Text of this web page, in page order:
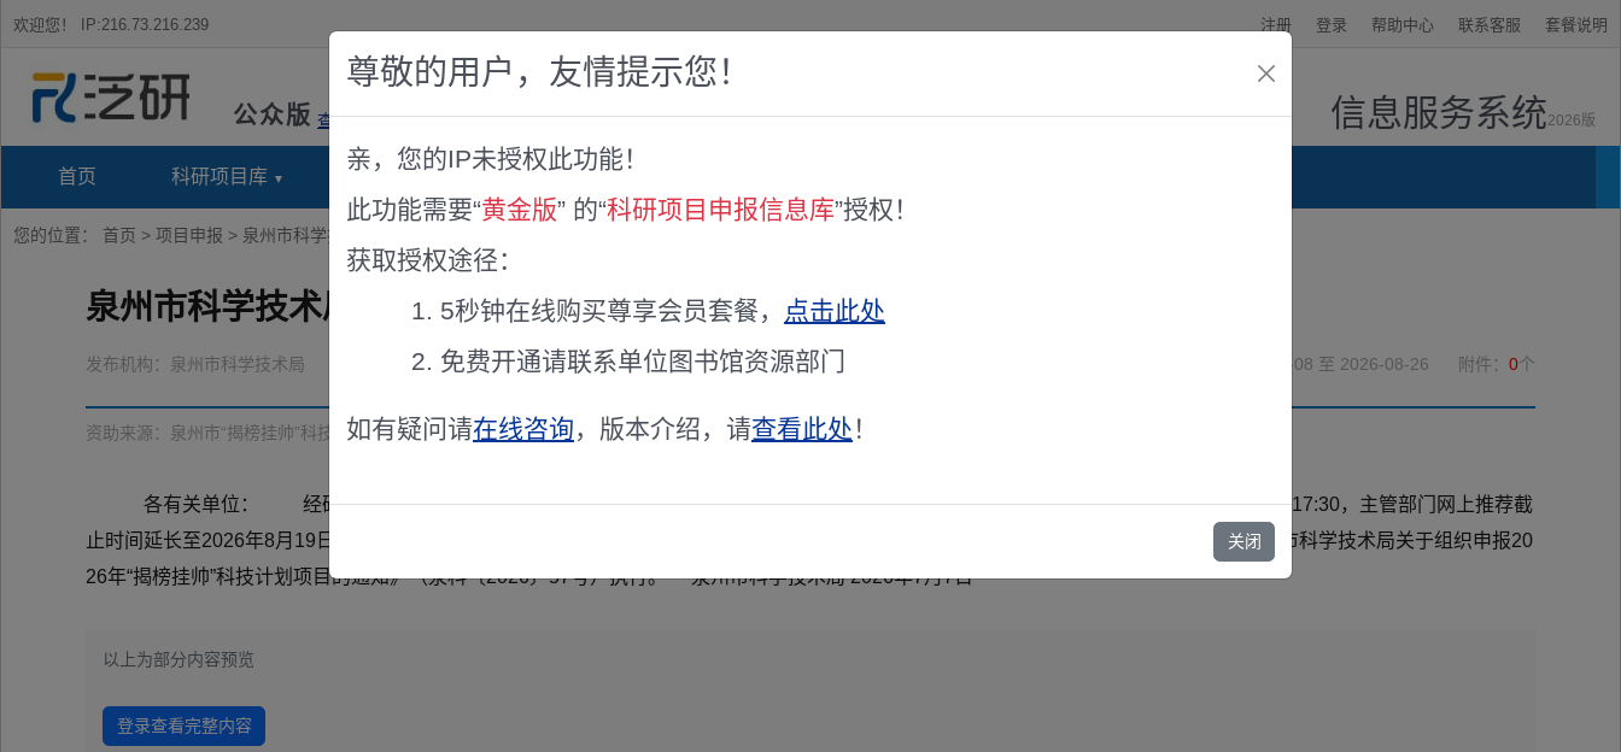
欢迎您！ IP:216.73.216.239 注册 登录 帮助中心 联系客服 套餐说明
公众版 查看说明 信息服务系统2026版
首页 科研项目库 项目指南库 奖项竞赛库
您的位置： 首页 > 项目申报 > 泉州市科学技术局关于延长2026年“揭榜挂帅”科技计划项目申报时间的通知
泉州市科学技术局关于延长2026年“揭榜挂帅”科技计划项目申报时间的通知
发布机构： 泉州市科学技术局 2026-07-08 至 2026-08-26 附件： 0个
资助来源： 泉州市“揭榜挂帅”科技计划项目
各有关单位： 经研究，决定将2026年“揭榜挂帅”科技计划项目申报单位网上截止时间由2026年7月31日17:30延长至2026年8月12日17:30，主管部门网上推荐截
止时间延长至2026年8月19日17:30，市科技局业务科室受理截止时间（窗口受理时间）延长至：2026年8月26日17:30。相关要求按照《泉州市科学技术局关于组织申报20
26年“揭榜挂帅”科技计划项目的通知》（泉科〔2026〕57号）执行。 泉州市科学技术局 2026年7月7日
以上为部分内容预览
登录查看完整内容
尊敬的用户，友情提示您！
亲，您的IP未授权此功能！
此功能需要“黄金版” 的“科研项目申报信息库”授权！
获取授权途径：
5秒钟在线购买尊享会员套餐，
点击此处
免费开通请联系单位图书馆资源部门
如有疑问请在线咨询，版本介绍，请查看此处 ！
关闭